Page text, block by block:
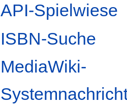
API-Spielwiese
ISBN-Suche
MediaWiki-